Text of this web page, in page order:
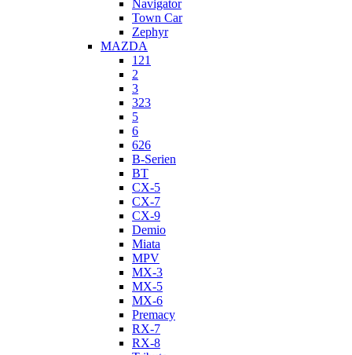
Navigator
Town Car
Zephyr
MAZDA
121
2
3
323
5
6
626
B-Serien
BT
CX-5
CX-7
CX-9
Demio
Miata
MPV
MX-3
MX-5
MX-6
Premacy
RX-7
RX-8